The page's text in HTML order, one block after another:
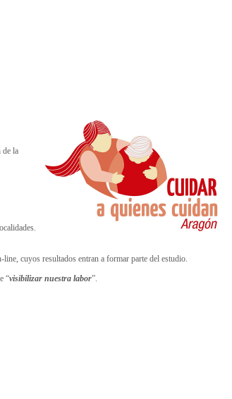
de la
cuyos resultados entran a formar parte del estudio.
“visibilizar nuestra labor”.